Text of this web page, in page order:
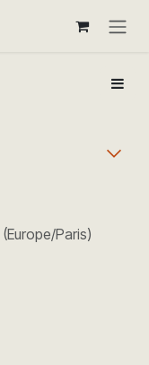
(Europe/Paris)